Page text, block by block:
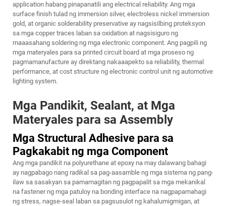
application habang pinapanatili ang electrical reliability. Ang mga
surface finish tulad ng immersion silver, electroless nickel immersion
gold, at organic solderability preservative ay nagsisilbing proteksyon
sa mga copper traces laban sa oxidation at nagsisiguro ng
maaasahang soldering ng mga electronic component. Ang pagpili ng
mga materyales para sa printed circuit board at mga proseso ng
pagmamanufacture ay direktang nakaaapekto sa reliability, thermal
performance, at cost structure ng electronic control unit ng automotive
lighting system.
Mga Pandikit, Sealant, at Mga
Materyales para sa Assembly
Mga Structural Adhesive para sa
Pagkakabit ng mga Component
Ang mga pandikit na polyurethane at epoxy na may dalawang bahagi
ay nagpabago nang radikal sa pag-aasamble ng mga sistema ng pang-
ilaw sa sasakyan sa pamamagitan ng pagpapalit sa mga mekanikal
na fastener ng mga patuloy na bonding interface na nagpapamahagi
ng stress, nagse-seal laban sa pagsusulot ng kahalumigmigan, at